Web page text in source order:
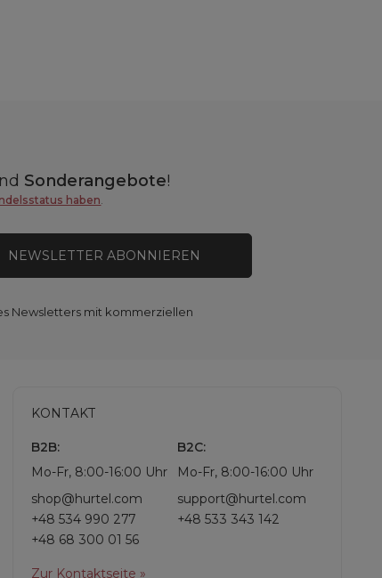
Sonderangebote!
haben.
Newsletters mit kommerziellen
NEWSLETTER ABONNIEREN
KONTAKT
B2B:
Mo-Fr, 8:00-16:00 Uhr
shop@hurtel.com
+48 534 990 277
+48 68 300 01 56
B2C:
Mo-Fr, 8:00-16:00 Uhr
support@hurtel.com
+48 533 343 142
Zur Kontaktseite »